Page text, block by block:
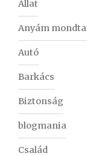
Állat
Anyám mondta
Autó
Barkács
Biztonság
blogmania
Család